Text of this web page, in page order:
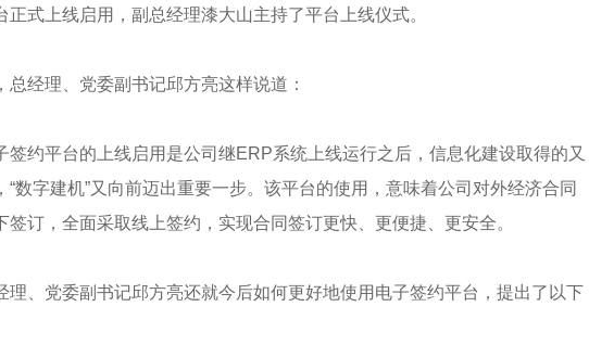
正式上线启用，副总经理漆大山主持了平台上线仪式。
总经理、党委副书记邱方亮这样说道：
签约平台的上线启用是公司继ERP系统上线运行之后，信息化建设取得的又
“数字建机”又向前迈出重要一步。该平台的使用，意味着公司对外经济合同
签订，全面采取线上签约，实现合同签订更快、更便捷、更安全。
理、党委副书记邱方亮还就今后如何更好地使用电子签约平台，提出了以下